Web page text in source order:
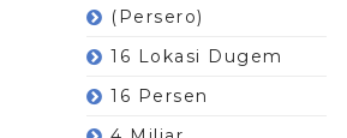
(Persero)
16 Lokasi Dugem
16 Persen